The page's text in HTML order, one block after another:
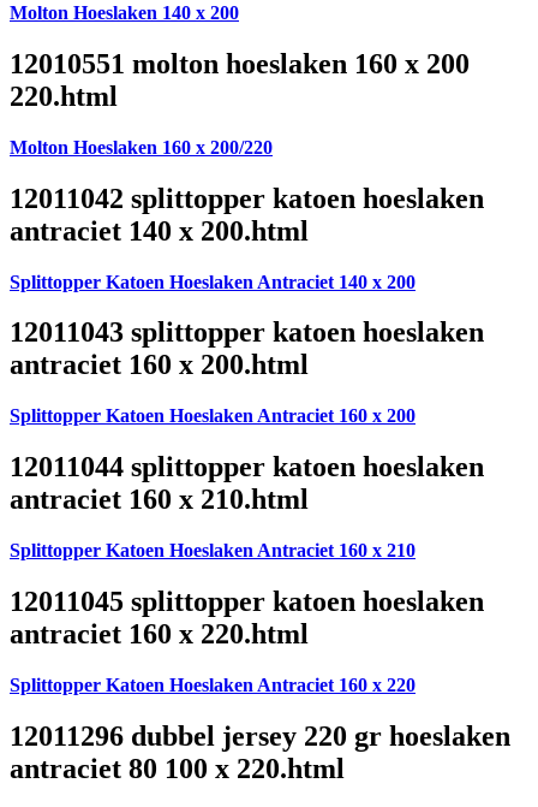
Molton Hoeslaken 140 x 200
12010551 molton hoeslaken 160 x 200
220.html
Molton Hoeslaken 160 x 200/220
12011042 splittopper katoen hoeslaken
antraciet 140 x 200.html
Splittopper Katoen Hoeslaken Antraciet 140 x 200
12011043 splittopper katoen hoeslaken
antraciet 160 x 200.html
Splittopper Katoen Hoeslaken Antraciet 160 x 200
12011044 splittopper katoen hoeslaken
antraciet 160 x 210.html
Splittopper Katoen Hoeslaken Antraciet 160 x 210
12011045 splittopper katoen hoeslaken
antraciet 160 x 220.html
Splittopper Katoen Hoeslaken Antraciet 160 x 220
12011296 dubbel jersey 220 gr hoeslaken
antraciet 80 100 x 220.html